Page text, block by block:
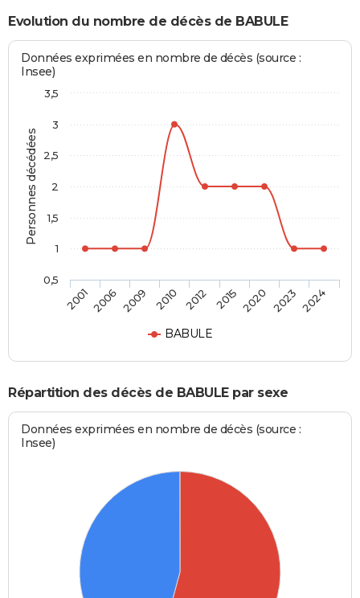
Evolution du nombre de décès de BABULE
Personnes décédées
Données exprimées en nombre de décès (source :
Insee)
BABULE
20012006 2009 2010 2012 2015 2020 2023 2024
0,5
1
1,5
2
2,5
3
3,5
Répartition des décès de BABULE par sexe
Données exprimées en nombre de décès (source :
Insee)